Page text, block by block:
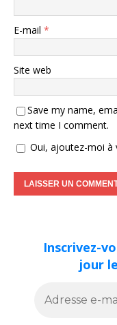
E-mail *
Site web
Save my name,
next time I comment.
Oui, ajoutez-moi à
Inscrivez-
jour